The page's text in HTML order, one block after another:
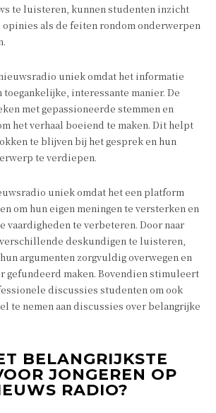
te luisteren, kunnen studenten inzicht
als de feiten rondom onderwerpen
uniek omdat het informatie
interessante manier. De
met gepassioneerde stemmen en
het verhaal boeiend te maken. Dit helpt
te blijven bij het gesprek en hun
te verdiepen.
uniek omdat het een platform
om hun eigen meningen te versterken en
vaardigheden te verbeteren. Door naar
deskundigen te luisteren,
argumenten zorgvuldig overwegen en
gefundeerd maken. Bovendien stimuleert
discussies studenten om ook
te nemen aan discussies over belangrijke
BELANGRIJKSTE
JONGEREN OP
RADIO?